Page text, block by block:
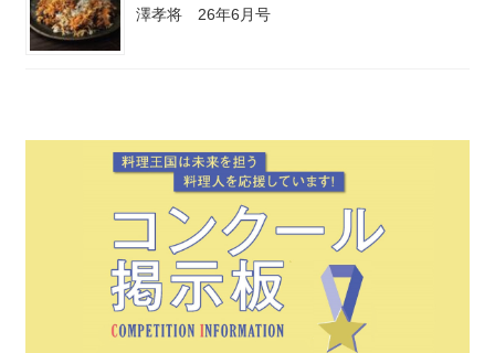
澤孝将 26年6月号